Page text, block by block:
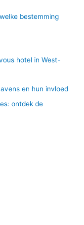
bestemming
hotel in West-
en hun invloed
ontdek de